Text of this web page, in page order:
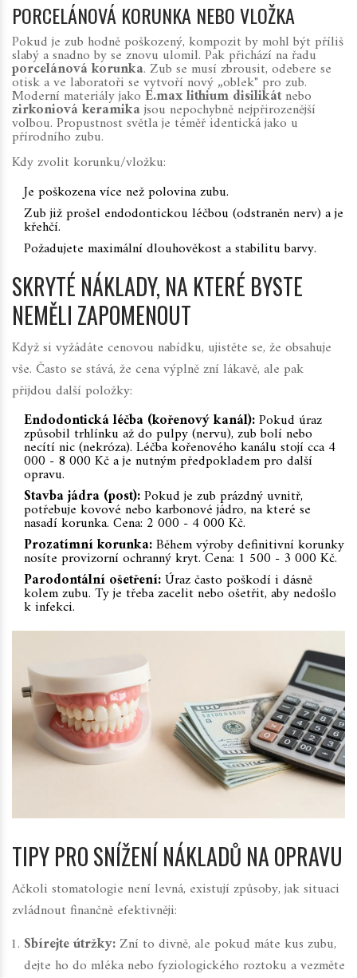
PORCELÁNOVÁ KORUNKA NEBO VLOŽKA
Pokud je zub hodně poškozený, kompozit by mohl být příliš
slabý a snadno by se znovu ulomil. Pak přichází na řadu
porcelánová korunka. Zub se musí zbrousit, odebere se
otisk a ve laboratoři se vytvoří nový „oblek" pro zub.
Moderní materiály jako E.max lithium disilikátnebo
zirkoniová keramikajsou nepochybně nejpřirozenější
volbou. Propustnost světla je téměř identická jako u
přírodního zubu.
Kdy zvolit korunku/vložku:
Je poškozena více než polovina zubu.
Zub již prošel endodontickou léčbou (odstraněn nerv) a je
křehčí.
Požadujete maximální dlouhověkost a stabilitu barvy.
SKRYTÉ NÁKLADY, NA KTERÉ BYSTE
NEMĚLI ZAPOMENOUT
Když si vyžádáte cenovou nabídku, ujistěte se, že obsahuje
vše. Často se stává, že cena výplně zní lákavě, ale pak
přijdou další položky:
Endodontická léčba (kořenový kanál):Pokud úraz
způsobil trhlínku až do pulpy (nervu), zub bolí nebo
necítí nic (nekróza). Léčba kořenového kanálu stojí cca 4
000 - 8 000 Kč a je nutným předpokladem pro další
opravu.
Stavba jádra (post):Pokud je zub prázdný uvnitř,
potřebuje kovové nebo karbonové jádro, na které se
nasadí korunka. Cena: 2 000 - 4 000 Kč.
Prozatímní korunka:Během výroby definitivní korunky
nosíte provizorní ochranný kryt. Cena: 1 500 - 3 000 Kč.
Parodontální ošetření:Úraz často poškodí i dásně
kolem zubu. Ty je třeba zacelit nebo ošetřit, aby nedošlo
k infekci.
TIPY PRO SNÍŽENÍ NÁKLADŮ NA OPRAVU
Ačkoli stomatologie není levná, existují způsoby, jak situaci
zvládnout finančně efektivněji:
Sbírejte útržky:Zní to divně, ale pokud máte kus zubu,
dejte ho do mléka nebo fyziologického roztoku a vezměte